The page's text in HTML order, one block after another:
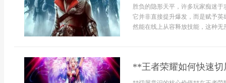
胜负的隐形天平，许多玩家痴迷
它并非直接提升爆发，而是赋予
然能在线上从容释放技能，这种
**王者荣耀如何快速